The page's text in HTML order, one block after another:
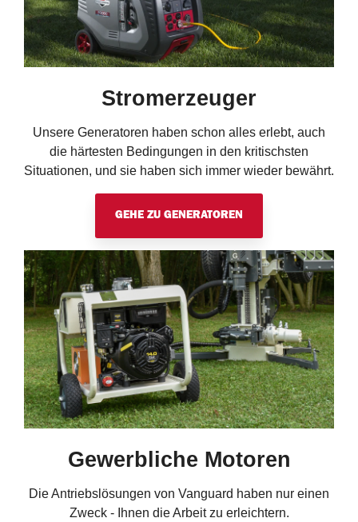
Stromerzeuger
Unsere Generatoren haben schon alles erlebt, auch
die härtesten Bedingungen in den kritischsten
Situationen, und sie haben sich immer wieder bewährt.
GEHE ZU GENERATOREN
Gewerbliche Motoren
Die Antriebslösungen von Vanguard haben nur einen
Zweck - Ihnen die Arbeit zu erleichtern.